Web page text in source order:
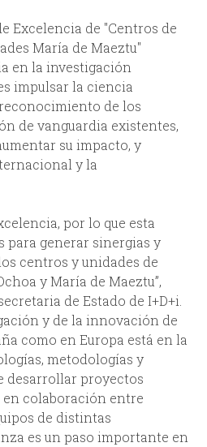
Excelencia de "Centros de
María de Maeztu"
en la investigación
impulsar la ciencia
de los
de vanguardia existentes,
su impacto, y
y la
por lo que esta
para generar sinergias y
centros y unidades de
y María de Maeztu”,
de Estado de I+D+i.
y de la innovación de
como en Europa está en la
metodologías y
desarrollar proyectos
colaboración entre
de distintas
es un paso importante en